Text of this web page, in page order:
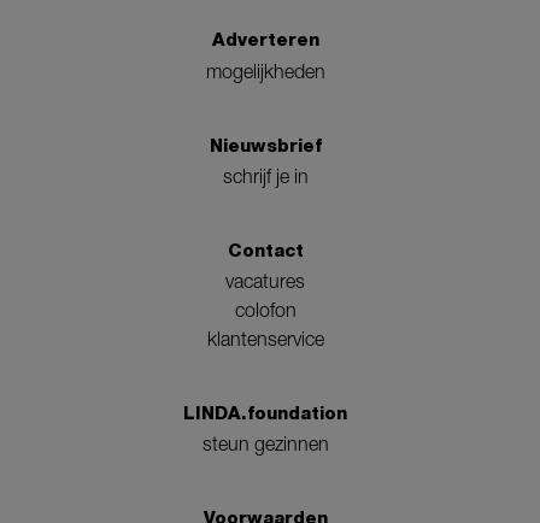
Adverteren
mogelijkheden
Nieuwsbrief
schrijf je in
Contact
vacatures
colofon
klantenservice
LINDA.foundation
steun gezinnen
Voorwaarden